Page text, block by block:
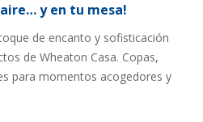
y en tu mesa!
de encanto y sofisticación
de Wheaton Casa. Copas,
para momentos acogedores y